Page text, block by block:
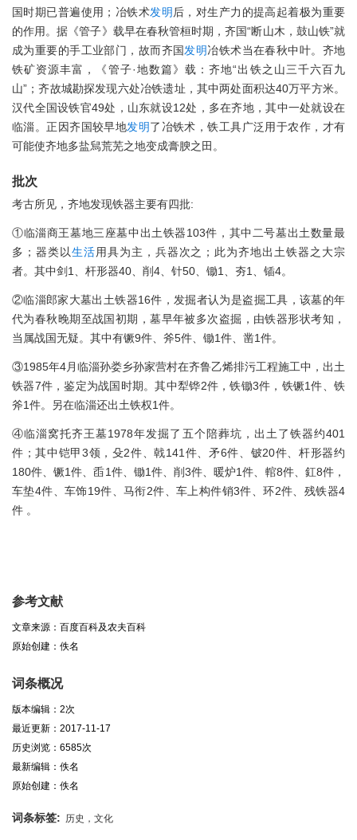
国时期已普遍使用；冶铁术发明后，对生产力的提高起着极为重要
的作用。据《管子》载早在春秋管桓时期，齐国“断山木，鼓山铁”就
成为重要的手工业部门，故而齐国发明冶铁术当在春秋中叶。齐地
铁矿资源丰富，《管子·地数篇》载：齐地“出铁之山三千六百九
山”；齐故城勘探发现六处冶铁遗址，其中两处面积达40万平方米。
汉代全国设铁官49处，山东就设12处，多在齐地，其中一处就设在
临淄。正因齐国较早地发明了冶铁术，铁工具广泛用于农作，才有
可能使齐地多盐舃荒芜之地变成膏腴之田。
批次
考古所见，齐地发现铁器主要有四批:
①临淄商王墓地三座墓中出土铁器103件，其中二号墓出土数量最
多；器类以生活用具为主，兵器次之；此为齐地出土铁器之大宗
者。其中剑1、杆形器40、削4、针50、锄1、夯1、锸4。
②临淄郎家大墓出土铁器16件，发掘者认为是盗掘工具，该墓的年
代为春秋晚期至战国初期，墓早年被多次盗掘，由铁器形状考知，
当属战国无疑。其中有镢9件、斧5件、锄1件、凿1件。
③1985年4月临淄孙娄乡孙家营村在齐鲁乙烯排污工程施工中，出土
铁器7件，鉴定为战国时期。其中犁铧2件，铁锄3件，铁镢1件、铁
斧1件。另在临淄还出土铁权1件。
④临淄窝托齐王墓1978年发掘了五个陪葬坑，出土了铁器约401
件；其中铠甲3领，殳2件、戟141件、矛6件、铍20件、杆形器约
180件、镢1件、臿1件、锄1件、削3件、暖炉1件、輨8件、釭8件，
车垫4件、车饰19件、马衔2件、车上构件销3件、环2件、残铁器4
件 。
参考文献
文章来源：百度百科及农夫百科
原始创建：佚名
词条概况
版本编辑：2次
最近更新：2017-11-17
历史浏览：6585次
最新编辑：佚名
原始创建：佚名
词条标签: 历史，文化